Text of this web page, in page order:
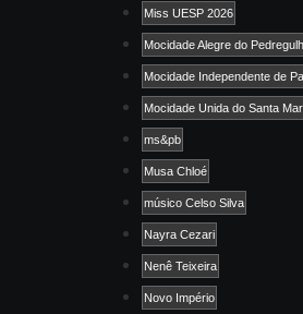
Miss UESP 2026
Mocidade Alegre do
Mocidade Independente de
Mocidade Unida do Santa
ms&pb
Musa Chloé
músico Celso Silva
Nayra Cezari
Nenê Teixeira
Novo Império